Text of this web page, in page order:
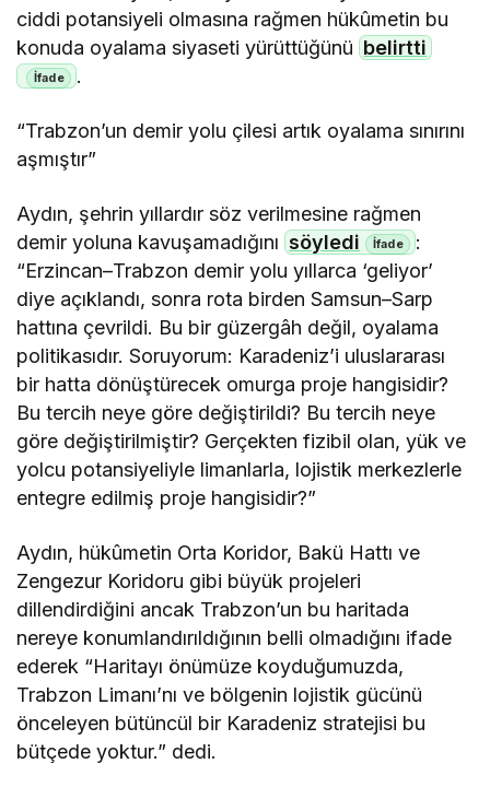
ciddi potansiyeli olmasına rağmen hükûmetin bu
konuda oyalama siyaseti yürüttüğünü belirtti
.
“Trabzon’un demir yolu çilesi artık oyalama sınırını
aşmıştır”
Aydın, şehrin yıllardır söz verilmesine rağmen
demir yoluna kavuşamadığını söyledi
:
“Erzincan–Trabzon demir yolu yıllarca ‘geliyor’
diye açıklandı, sonra rota birden Samsun–Sarp
hattına çevrildi. Bu bir güzergâh değil, oyalama
politikasıdır. Soruyorum: Karadeniz’i uluslararası
bir hatta dönüştürecek omurga proje hangisidir?
Bu tercih neye göre değiştirildi? Bu tercih neye
göre değiştirilmiştir? Gerçekten fizibil olan, yük ve
yolcu potansiyeliyle limanlarla, lojistik merkezlerle
entegre edilmiş proje hangisidir?”
Aydın, hükûmetin Orta Koridor, Bakü Hattı ve
Zengezur Koridoru gibi büyük projeleri
dillendirdiğini ancak Trabzon’un bu haritada
nereye konumlandırıldığının belli olmadığını ifade
ederek “Haritayı önümüze koyduğumuzda,
Trabzon Limanı’nı ve bölgenin lojistik gücünü
önceleyen bütüncül bir Karadeniz stratejisi bu
bütçede yoktur.” dedi.